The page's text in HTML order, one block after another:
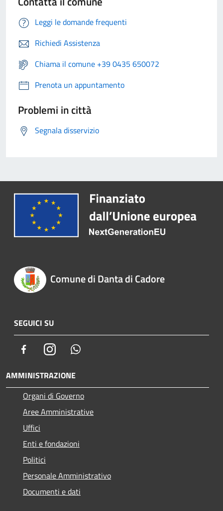
Leggi le domande frequenti
Richiedi Assistenza
Chiama il comune +39 0435 650072
Prenota un appuntamento
Problemi in città
Segnala disservizio
Comune di Danta di Cadore
SEGUICI SU
FacebookInstagram
AMMINISTRAZIONE
Organi di Governo
Aree Amministrative
Uffici
Enti e fondazioni
Politici
Personale Amministrativo
Documenti e dati